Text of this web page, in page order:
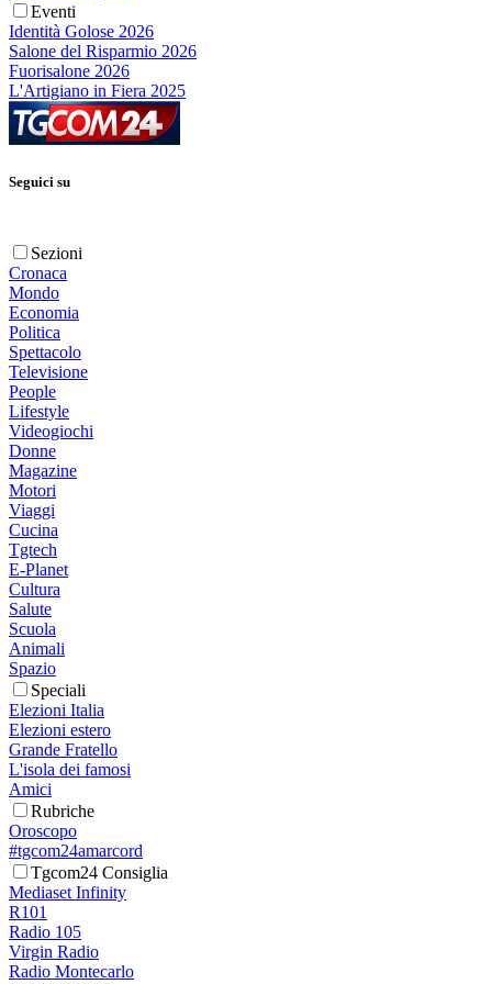
Eventi
Identità Golose 2026
Salone del Risparmio 2026
Fuorisalone 2026
L'Artigiano in Fiera 2025
Seguici su
Sezioni
Cronaca
Mondo
Economia
Politica
Spettacolo
Televisione
People
Lifestyle
Videogiochi
Donne
Magazine
Motori
Viaggi
Cucina
Tgtech
E-Planet
Cultura
Salute
Scuola
Animali
Spazio
Speciali
Elezioni Italia
Elezioni estero
Grande Fratello
L'isola dei famosi
Amici
Rubriche
Oroscopo
#tgcom24amarcord
Tgcom24 Consiglia
Mediaset Infinity
R101
Radio 105
Virgin Radio
Radio Montecarlo